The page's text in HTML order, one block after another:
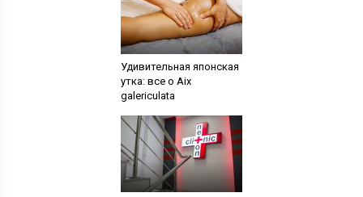
Удивительная японская
утка: все о Aix
galericulata